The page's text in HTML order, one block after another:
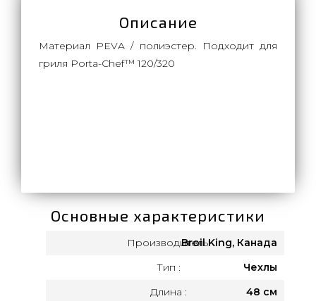
Описание
Материал PEVA / полиэстер. Подходит для
гриля Porta-Chef™ 120/320
Основные характеристики
Производитель:Broil King, Канада
Тип :
Чехлы
Длина :
48 см